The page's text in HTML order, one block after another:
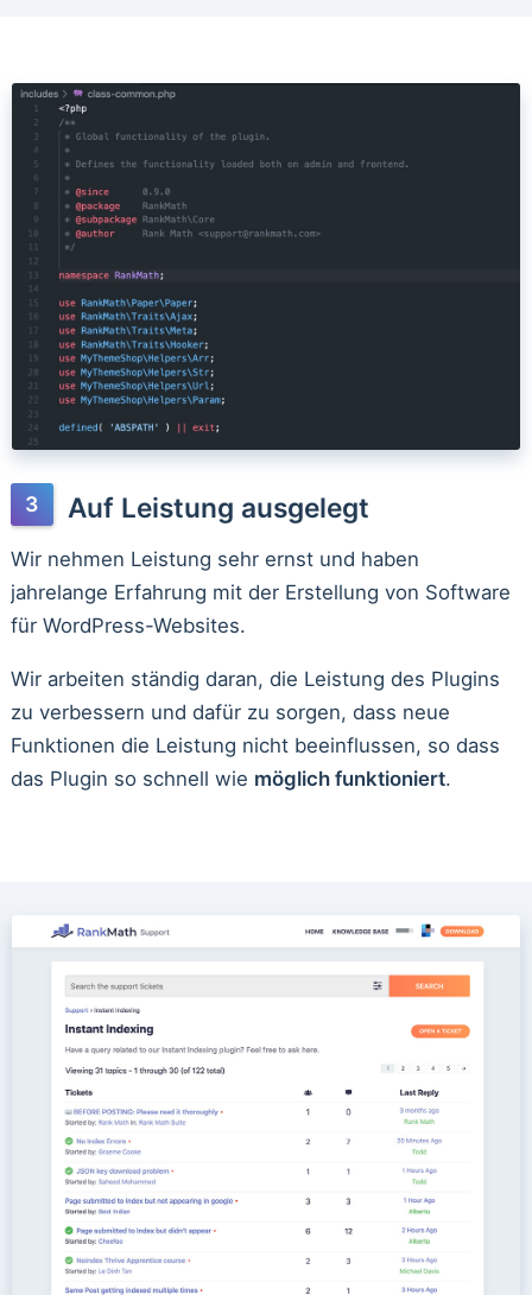
Auf Leistung ausgelegt
Wir nehmen Leistung sehr ernst und haben
jahrelange Erfahrung mit der Erstellung von Software
für WordPress-Websites.
Wir arbeiten ständig daran, die Leistung des Plugins
zu verbessern und dafür zu sorgen, dass neue
Funktionen die Leistung nicht beeinflussen, so dass
das Plugin so schnell wie möglich funktioniert.